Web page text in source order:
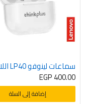
EGP400.00
إضافة إلى السلة